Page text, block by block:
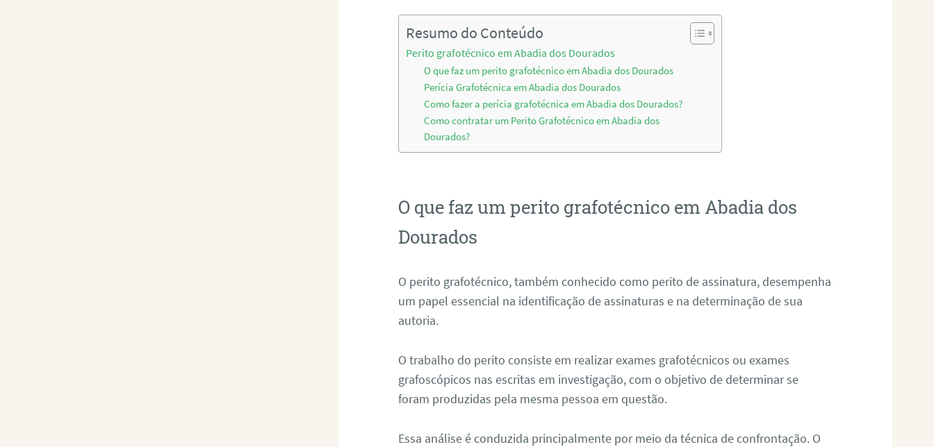
Resumo do Conteúdo
Perito grafotécnico em Abadia dos Dourados
O que faz um perito grafotécnico em Abadia dos Dourados
Perícia Grafotécnica em Abadia dos Dourados
Como fazer a perícia grafotécnica em Abadia dos Dourados?
Como contratar um Perito Grafotécnico em Abadia dos
Dourados?
O que faz um perito grafotécnico em Abadia dos
Dourados
O perito grafotécnico, também conhecido como perito de assinatura, desempenha
um papel essencial na identificação de assinaturas e na determinação de sua
autoria.
O trabalho do perito consiste em realizar exames grafotécnicos ou exames
grafoscópicos nas escritas em investigação, com o objetivo de determinar se
foram produzidas pela mesma pessoa em questão.
Essa análise é conduzida principalmente por meio da técnica de confrontação. O